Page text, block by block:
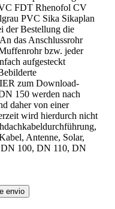
FDT Rhenofol CV
PVC Sika Sikaplan
der Bestellung die
das Anschlussrohr
bzw. jeder
aufgesteckt
zum Download-
150 werden nach
daher von einer
wird hierdurch nicht
Antenne, Solar,
100, DN 110, DN
envio